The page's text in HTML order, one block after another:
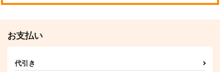
お支払い
代引き